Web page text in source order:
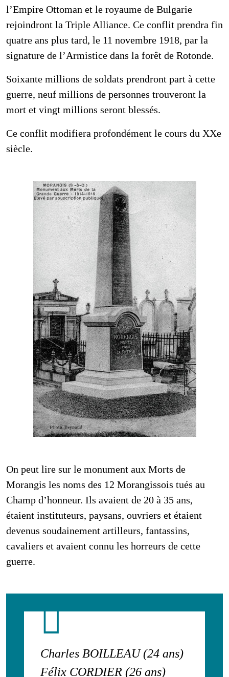
l’Empire Ottoman et le royaume de Bulgarie
rejoindront la Triple Alliance. Ce conflit prendra fin
quatre ans plus tard, le 11 novembre 1918, par la
signature de l’Armistice dans la forêt de Rotonde.
Soixante millions de soldats prendront part à cette
guerre, neuf millions de personnes trouveront la
mort et vingt millions seront blessés.
Ce conflit modifiera profondément le cours du XXe
siècle.
On peut lire sur le monument aux Morts de
Morangis les noms des 12 Morangissois tués au
Champ d’honneur. Ils avaient de 20 à 35 ans,
étaient instituteurs, paysans, ouvriers et étaient
devenus soudainement artilleurs, fantassins,
cavaliers et avaient connu les horreurs de cette
guerre.
Charles BOILLEAU (24 ans)
Félix CORDIER (26 ans)